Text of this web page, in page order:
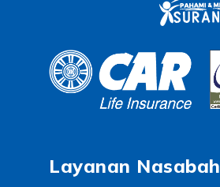
Layanan Nasabah